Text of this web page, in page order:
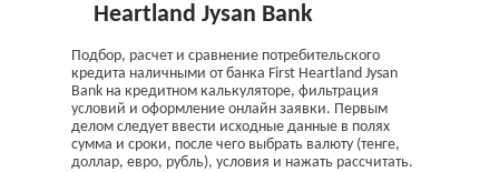
Heartland Jysan Bank
Подбор, расчет и сравнение потребительского
кредита наличными от банка First Heartland Jysan
Bank на кредитном калькуляторе, фильтрация
условий и оформление онлайн заявки. Первым
делом следует ввести исходные данные в полях
сумма и сроки, после чего выбрать валюту (тенге,
доллар, евро, рубль), условия и нажать рассчитать.